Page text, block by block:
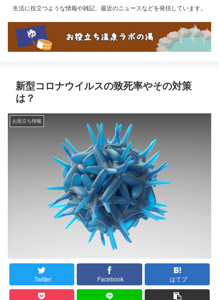
生活に役立つような情報や雑記、最近のニュースなどを発信しています。
新型コロナウイルスの致死率やその対策
は？
お役立ち情報
Twitter Facebook はてブ